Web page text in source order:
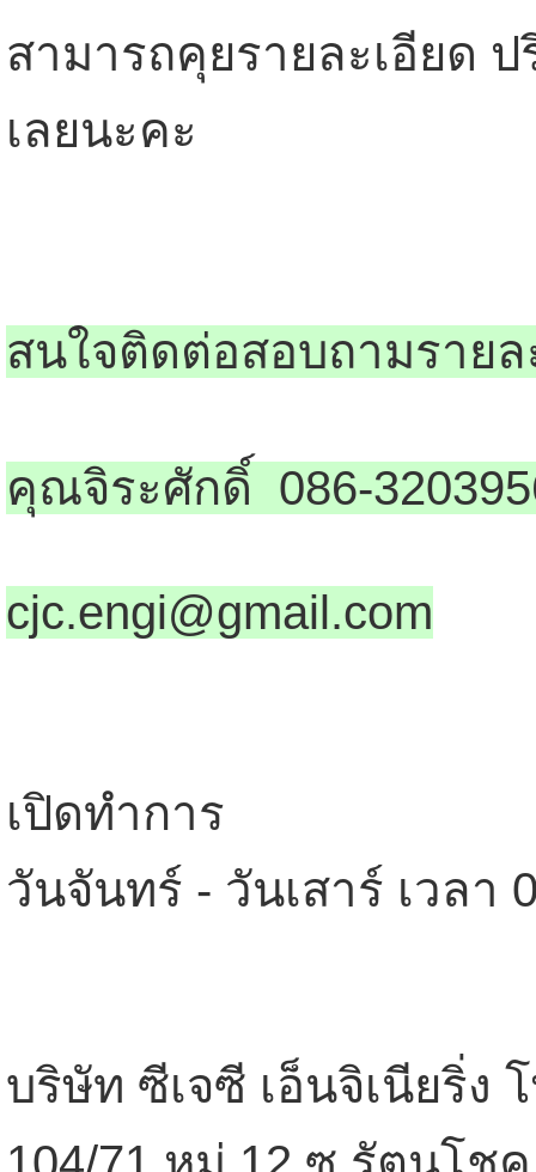
สามารถคุยรายละเอียด
เลยนะคะ
สนใจติดต่อสอบถามราย
คุณจิระศักดิ์ 086-
cjc.engi@gmail.com
เปิดทำการ
วันจันทร์ - วันเสาร์ เวลา
บริษัท ซีเจซี เอ็นจิเนียริ่ง